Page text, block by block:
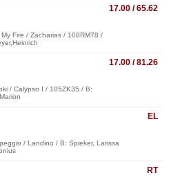
17.00 / 65.62
Fire / Zacharias / 108RM78 /
17.00 / 81.26
/ Calypso I / 105ZK35 / B:
EL
/ Landino / B: Spieker, Larissa
RT